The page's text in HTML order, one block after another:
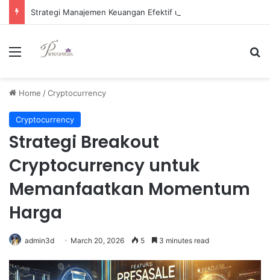
Menu
Home /Cryptocurrency
Cryptocurrency
Strategi Breakout
Cryptocurrency untuk
Memanfaatkan Momentum
Harga
admin3d March 20, 2026 5 3 minutes read